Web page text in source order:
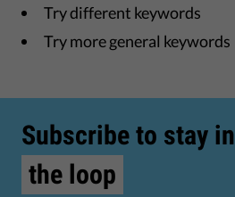
Try different keywords
Try more general keywords
Subscribe to stay in
the loop